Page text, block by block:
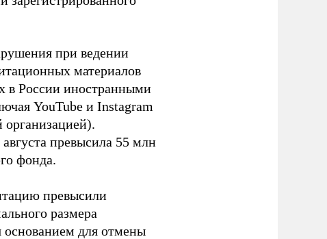
при ведении
материалов
в России иностранными
YouTube и Instagram
превысила 55 млн
фонда.
превысили
размера
основанием для отмены